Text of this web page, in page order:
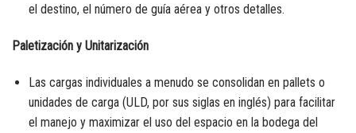
el destino, el número de guía aérea y otros detalles.
Paletización y Unitarización
Las cargas individuales a menudo se consolidan en pallets o
unidades de carga (ULD, por sus siglas en inglés) para facilitar
el manejo y maximizar el uso del espacio en la bodega del